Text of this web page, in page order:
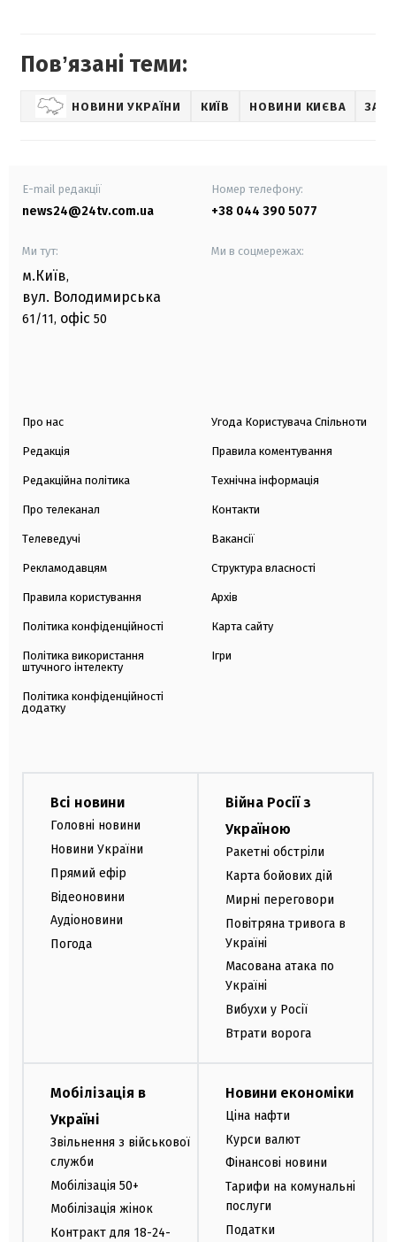
Повʼязані теми:
НОВИНИ УКРАЇНИ КИЇВ НОВИНИ КИЄВА
E-mail редакції
news24@24tv.com.ua
Номер телефону:
+38 044 390 5077
Ми тут:
м.Київ,
вул. Володимирська
61/11, офіс 50
Ми в соцмережах:
Про нас
Редакція
Редакційна політика
Про телеканал
Телеведучі
Рекламодавцям
Правила користування
Політика конфіденційності
Політика використання
штучного інтелекту
Політика конфіденційності
додатку
Угода Користувача Спільноти
Правила коментування
Технічна інформація
Контакти
Вакансії
Структура власності
Архів
Карта сайту
Ігри
Всі новини
Головні новини
Новини України
Прямий ефір
Відеоновини
Аудіоновини
Погода
Війна Росії з
Україною
Ракетні обстріли
Карта бойових дій
Мирні переговори
Повітряна тривога в
Україні
Масована атака по
Україні
Вибухи у Росії
Втрати ворога
Мобілізація в
Україні
Звільнення з військової
служби
Мобілізація 50+
Мобілізація жінок
Контракт для 18-24-
Новини економіки
Ціна нафти
Курси валют
Фінансові новини
Тарифи на комунальні
послуги
Податки